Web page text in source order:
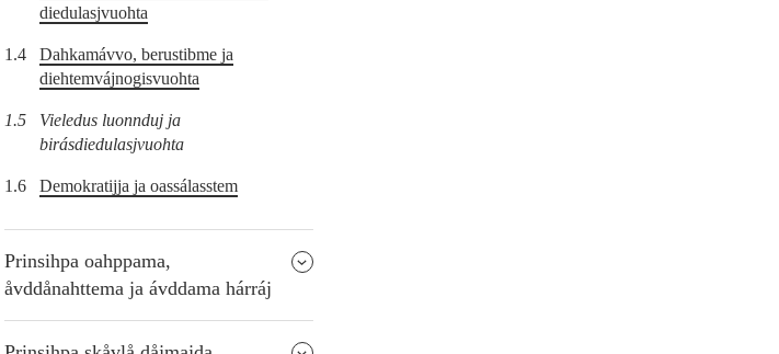
diedulasjvuohta
1.4
Dahkamávvo, berustibme ja
diehtemvájnogisvuohta
1.5
Vieledus luonnduj ja
birásdiedulasjvuohta
1.6 Demokratijja ja oassálasstem
Prinsihpa oahppama,
åvddånahttema ja ávddama hárráj